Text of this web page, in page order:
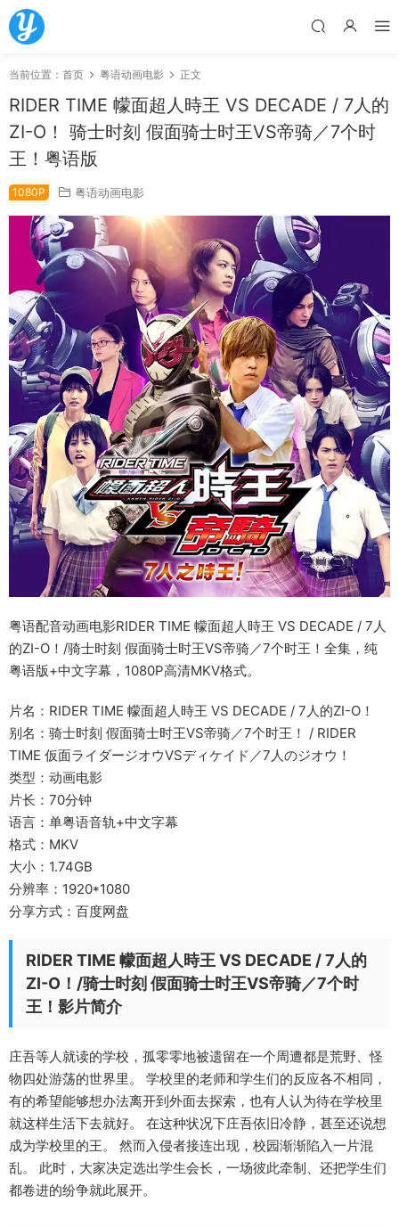
当前位置： 首页 粤语动画电影 正文
RIDER TIME 幪面超人時王 VS DECADE / 7人的
ZI-O！ 骑士时刻 假面骑士时王VS帝骑／7个时
王！粤语版
1080P 粤语动画电影
粤语配音动画电影RIDER TIME 幪面超人時王 VS DECADE / 7人
的ZI-O！/骑士时刻 假面骑士时王VS帝骑／7个时王！全集，纯
粤语版+中文字幕，1080P高清MKV格式。
片名：RIDER TIME 幪面超人時王 VS DECADE / 7人的ZI-O！
别名：骑士时刻 假面骑士时王VS帝骑／7个时王！ / RIDER
TIME 仮面ライダージオウVSディケイド／7人のジオウ！
类型：动画电影
片长：70分钟
语言：单粤语音轨+中文字幕
格式：MKV
大小：1.74GB
分辨率：1920*1080
分享方式：百度网盘
RIDER TIME 幪面超人時王 VS DECADE / 7人的
ZI-O！/骑士时刻 假面骑士时王VS帝骑／7个时
王！影片简介
庄吾等人就读的学校，孤零零地被遗留在一个周遭都是荒野、怪
物四处游荡的世界里。 学校里的老师和学生们的反应各不相同，
有的希望能够想办法离开到外面去探索，也有人认为待在学校里
就这样生活下去就好。 在这种状况下庄吾依旧冷静，甚至还说想
成为学校里的王。 然而入侵者接连出现，校园渐渐陷入一片混
乱。 此时，大家决定选出学生会长，一场彼此牵制、还把学生们
都卷进的纷争就此展开。